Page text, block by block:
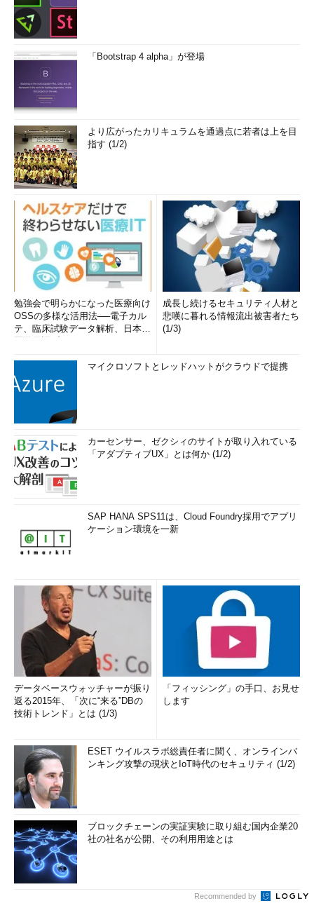
「Bootstrap 4 alpha」が登場
より広がったカリキュラムを通過点に若者は上を目
指す (1/2)
勉強会で明らかになった医療向け
OSSの多様な活用法──電子カル
テ、臨床試験データ解析、日本語
成長し続けるセキュリティ人材と
悲嘆に暮れる情報流出被害者たち
(1/3)
マイクロソフトとレッドハットがクラウドで提携
カーセンサー、ゼクシィのサイトが取り入れている
「アダプティブUX」とは何か (1/2)
SAP HANA SPS11は、Cloud Foundry採用でアプリ
ケーション環境を一新
データベースウォッチャーが振り
返る2015年、「次に“来る”DBの
技術トレンド」とは (1/3)
「フィッシング」の手口、お見せ
します
ESET ウイルスラボ総責任者に聞く、オンラインバ
ンキング攻撃の現状とIoT時代のセキュリティ (1/2)
ブロックチェーンの実証実験に取り組む国内企業20
社の社名が公開、その利用用途とは
Recommended by